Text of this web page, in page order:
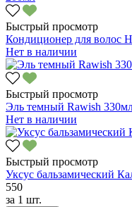
Быстрый просмотр
Кондиционер для волос
Нет в наличии
Быстрый просмотр
Эль темный Rawish
Нет в наличии
Быстрый просмотр
Уксус бальзамический
550
за 1 шт.